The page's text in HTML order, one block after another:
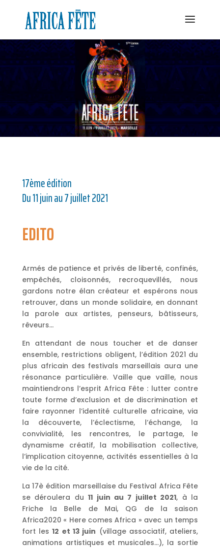
17ème édition
Du 11 juin au 7 juillet 2021
EDITO
Armés de patience et privés de liberté, confinés,
empêchés, cloisonnés, recroquevillés, nous
gardons notre élan créateur et espérons nous
retrouver, dans un monde solidaire, en donnant
la parole aux artistes, penseurs, bâtisseurs,
rêveurs…
En attendant de nous toucher et de danser
ensemble, restrictions obligent, l’édition 2021 du
plus africain des festivals marseillais aura une
résonance particulière. Vaille que vaille, nous
maintiendrons l’esprit Africa Fête : lutter contre
toute forme d’exclusion et de discrimination et
faire rayonner l’identité culturelle africaine, via
la découverte, l’éclectisme, l’échange, la
convivialité, les rencontres, le partage, le
dynamisme créatif, la mobilisation collective,
l’implication citoyenne, activités essentielles à la
vie de la cité.
La 17è édition marseillaise du Festival Africa Fête
se déroulera du11 juin au 7 juillet 2021, à la
Friche la Belle de Mai, QG de la saison
Africa2020 « Here comes Africa » avec un temps
fort les12 et 13 juin (village associatif, ateliers,
animations artistiques et musicales…), la sortie